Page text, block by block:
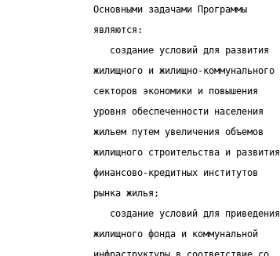
Основными задачами Программы
являются:
создание условий для развития
жилищного и жилищно-коммунального
секторов экономики и повышения
уровня обеспеченности населения
жильем путем увеличения объемов
жилищного строительства и развития
финансово-кредитных институтов
рынка жилья;
создание условий для приведения
жилищного фонда и коммунальной